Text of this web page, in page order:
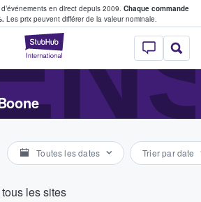
en direct depuis 2009. Chaque commande
Les prix peuvent différer de la valeur nominale.
StubHub - Où
vendent des billets
Toutes les dates Trier par date
les sites